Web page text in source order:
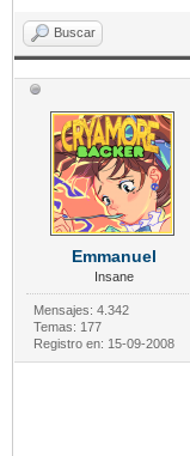
Buscar
Emmanuel
Insane
Mensajes: 4.342
Temas: 177
Registro en: 15-09-2008